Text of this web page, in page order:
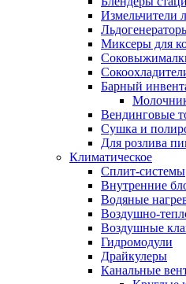
Измельчители
Миксеры для
Барный
Вендинговые
Сушка и
Для розлива
Климатическое
Сплит-системы
Внутренние
Водяные
Воздушно-
Воздушные
Гидромодули
Драйкулеры
Канальные